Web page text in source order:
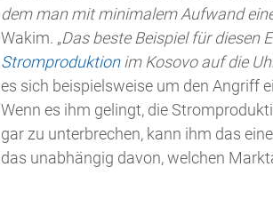
dem man mit minimalem Aufwand
Wakim. „Das beste Beispiel für diesen
Stromproduktionim Kosovo auf die
es sich beispielsweise um den Angriff
Wenn es ihm gelingt, die
gar zu unterbrechen, kann ihm das
das unabhängig davon, welchen